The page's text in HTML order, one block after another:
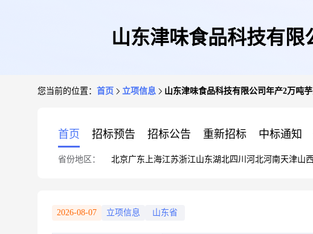
山东津味食品科技有限
您当前的位置： 首页 立项信息 山东津味食品科技有限公司年产2万吨
首页 招标预告 招标公告 重新招标 中标通知
省份地区： 北京广东 上海江苏浙江山东湖北四川 河北河南天津山西
2026-08-07 立项信息 山东省